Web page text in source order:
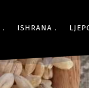
ISHRANA